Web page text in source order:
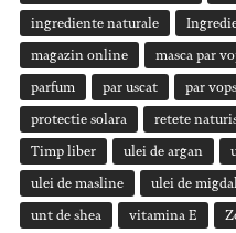
ingrediente naturale
magazin online masca par
parfum par uscat par
protectie solara retete
Timp liber ulei de argan
ulei de masline ulei de
unt de shea vitamina E